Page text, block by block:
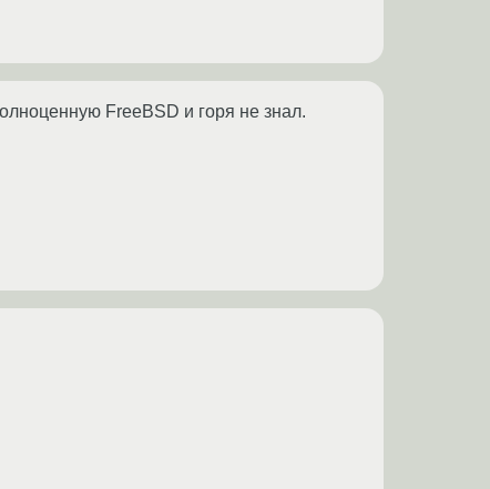
FreeBSD и горя не знал.